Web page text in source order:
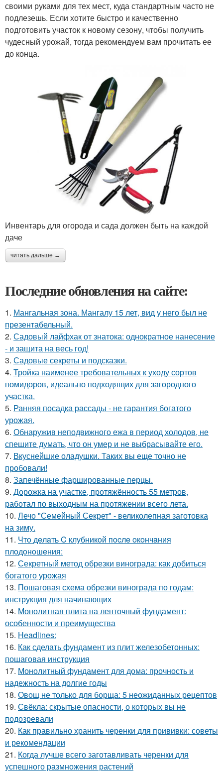
своими руками для тех мест, куда стандартным часто не
подлезешь. Если хотите быстро и качественно
подготовить участок к новому сезону, чтобы получить
чудесный урожай, тогда рекомендуем вам прочитать ее
до конца.
Инвентарь для огорода и сада должен быть на каждой
даче
читать дальше →
Последние обновления на сайте:
1. Мангальная зона. Мангалу 15 лет, вид у него был не
презентабельный.
2. Садовый лайфхак от знатока: однократное нанесение
- и защита на весь год!
3. Садовые секреты и подсказки.
4. Тройка наименее требовательных к уходу сортов
помидоров, идеально подходящих для загородного
участка.
5. Ранняя посадка рассады - не гарантия богатого
урожая.
6. Обнаружив неподвижного ежа в период холодов, не
спешите думать, что он умер и не выбрасывайте его.
7. Вкуснейшие оладушки. Таких вы еще точно не
пробовали!
8. Запечённые фаршированные перцы.
9. Дорожка на участке, протяжённость 55 метров,
работал по выходным на протяжении всего лета.
10. Лечо "Семейный Секрет" - великолепная заготовка
на зиму.
11. Чтo дeлaть C клубникoй пocлe oкoнчaния
плoдoнoшeния:
12. Секретный метод обрезки винограда: как добиться
богатого урожая
13. Пошаговая схема обрезки винограда по годам:
инструкция для начинающих
14. Монолитная плита на ленточный фундамент:
особенности и преимущества
15. Headlines:
16. Как сделать фундамент из плит железобетонных:
пошаговая инструкция
17. Монолитный фундамент для дома: прочность и
надежность на долгие годы
18. Овощ не только для борща: 5 неожиданных рецептов
19. Свёкла: скрытые опасности, о которых вы не
подозревали
20. Как правильно хранить черенки для прививки: советы
и рекомендации
21. Когда лучше всего заготавливать черенки для
успешного размножения растений